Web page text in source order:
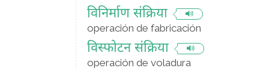
विनिर्माण संक्रिया
operación de fabricación
विस्फोटन संक्रिया
operación de voladura